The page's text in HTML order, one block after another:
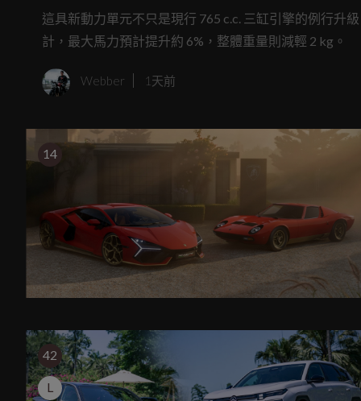
這具新動力單元不只是現行 765 c.c. 三缸引擎的例行升
計，最大馬力預計提升約 6%，整體重量則減輕 2 kg。
Webber 1天前
14
42
L